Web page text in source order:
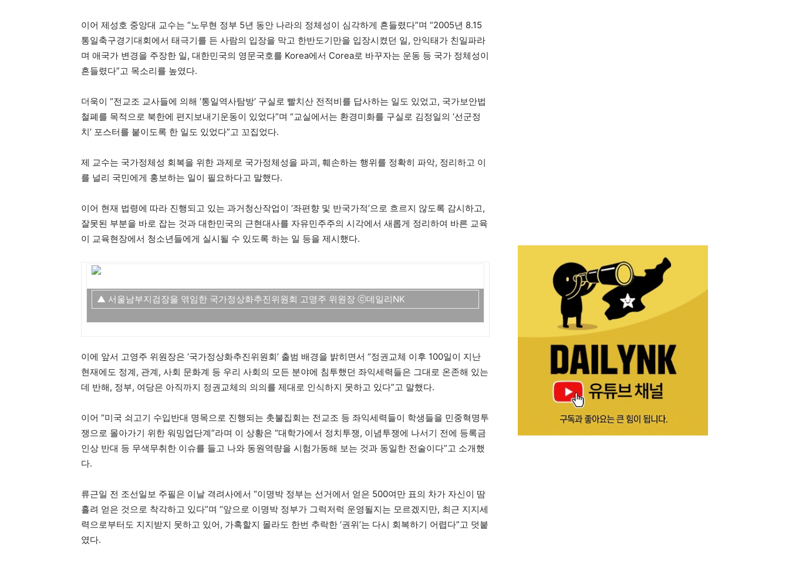
이어 제성호 중앙대 교수는 “노무현 정부 5년 동안 나라의 정체성이 심각하게 흔들렸다”며 “2005년 8.15
통일축구경기대회에서 태극기를 든 사람의 입장을 막고 한반도기만을 입장시켰던 일, 안익태가 친일파라
며 애국가 변경을 주장한 일, 대한민국의 영문국호를 Korea에서 Corea로 바꾸자는 운동 등 국가 정체성이
흔들렸다”고 목소리를 높였다.
더욱이 “전교조 교사들에 의해 ‘통일역사탐방’ 구실로 빨치산 전적비를 답사하는 일도 있었고, 국가보안법
철폐를 목적으로 북한에 편지보내기운동이 있었다”며 “교실에서는 환경미화를 구실로 김정일의 ‘선군정
치’ 포스터를 붙이도록 한 일도 있었다”고 꼬집었다.
제 교수는 국가정체성 회복을 위한 과제로 국가정체성을 파괴, 훼손하는 행위를 정확히 파악, 정리하고 이
를 널리 국민에게 홍보하는 일이 필요하다고 말했다.
이어 현재 법령에 따라 진행되고 있는 과거청산작업이 ‘좌편향 및 반국가적’으로 흐르지 않도록 감시하고,
잘못된 부분을 바로 잡는 것과 대한민국의 근현대사를 자유민주주의 시각에서 새롭게 정리하여 바른 교육
이 교육현장에서 청소년들에게 실시될 수 있도록 하는 일 등을 제시했다.
▲ 서울남부지검장을 엮임한 국가정상화추진위원회 고영주 위원장 ⓒ데일리NK
이에 앞서 고영주 위원장은 ‘국가정상화추진위원회’ 출범 배경을 밝히면서 “정권교체 이후 100일이 지난
현재에도 정계, 관계, 사회 문화계 등 우리 사회의 모든 분야에 침투했던 좌익세력들은 그대로 온존해 있는
데 반해, 정부, 여당은 아직까지 정권교체의 의의를 제대로 인식하지 못하고 있다”고 말했다.
이어 “미국 쇠고기 수입반대 명목으로 진행되는 촛불집회는 전교조 등 좌익세력들이 학생들을 민중혁명투
쟁으로 몰아가기 위한 워밍업단계”라며 이 상황은 “대학가에서 정치투쟁, 이념투쟁에 나서기 전에 등록금
인상 반대 등 무색무취한 이슈를 들고 나와 동원역량을 시험가동해 보는 것과 동일한 전술이다”고 소개했
다.
류근일 전 조선일보 주필은 이날 격려사에서 “이명박 정부는 선거에서 얻은 500여만 표의 차가 자신이 땀
흘려 얻은 것으로 착각하고 있다”며 “앞으로 이명박 정부가 그럭저럭 운영될지는 모르겠지만, 최근 지지세
력으로부터도 지지받지 못하고 있어, 가혹할지 몰라도 한번 추락한 ‘권위’는 다시 회복하기 어렵다”고 덧붙
였다.